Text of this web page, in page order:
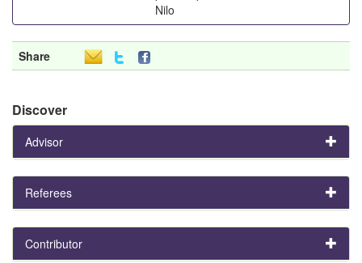
Nilo
Share
Discover
Advisor
Referees
Contributor